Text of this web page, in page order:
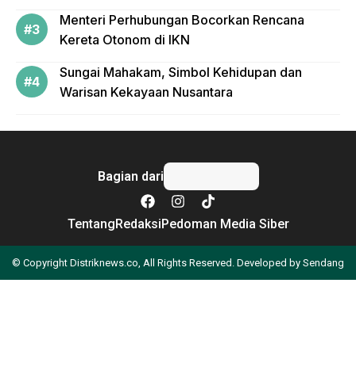
Menteri Perhubungan Bocorkan Rencana
Kereta Otonom di IKN
Sungai Mahakam, Simbol Kehidupan dan
Warisan Kekayaan Nusantara
Bagian dari
TentangRedaksiPedoman Media Siber
© Copyright Distriknews.co, All Rights Reserved. Developed by Sendang